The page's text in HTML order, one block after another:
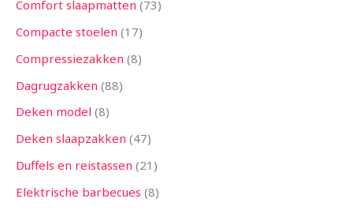
Comfort slaapmatten 73
Compacte stoelen 17
Compressiezakken 8
Dagrugzakken 88
Deken model 8
Deken slaapzakken 47
Duffels en reistassen 21
Elektrische barbecues 8